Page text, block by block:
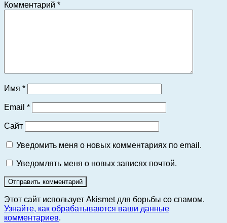
Комментарий *
Имя *
Email *
Сайт
Уведомить меня о новых комментариях по email.
Уведомлять меня о новых записях почтой.
Этот сайт использует Akismet для борьбы со спамом.
Узнайте, как обрабатываются ваши данные
комментариев.